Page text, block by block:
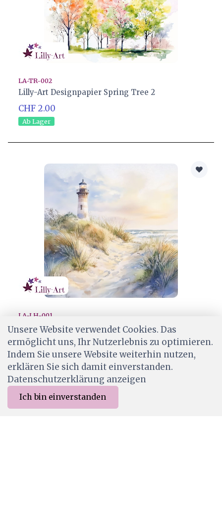
Merkliste Menu
LA-TR-002
Lilly-Art Designpapier Spring Tree 2
CHF 2.00
Ab Lager
LA-LH-001
Lilly-Art Designpapier Lighthouse 1
CHF 2.00
Ab Lager
Unsere Website verwendet Cookies. Das
ermöglicht uns, Ihr Nutzerlebnis zu optimieren.
Indem Sie unsere Website weiterhin nutzen,
erklären Sie sich damit einverstanden.
Datenschutzerklärung anzeigen
Ich bin einverstanden